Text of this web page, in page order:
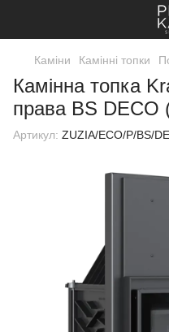
Каміни Камінні топки
Камінна топка
права BS DECO
Артикул: ZUZIA/ECO/P/BS/